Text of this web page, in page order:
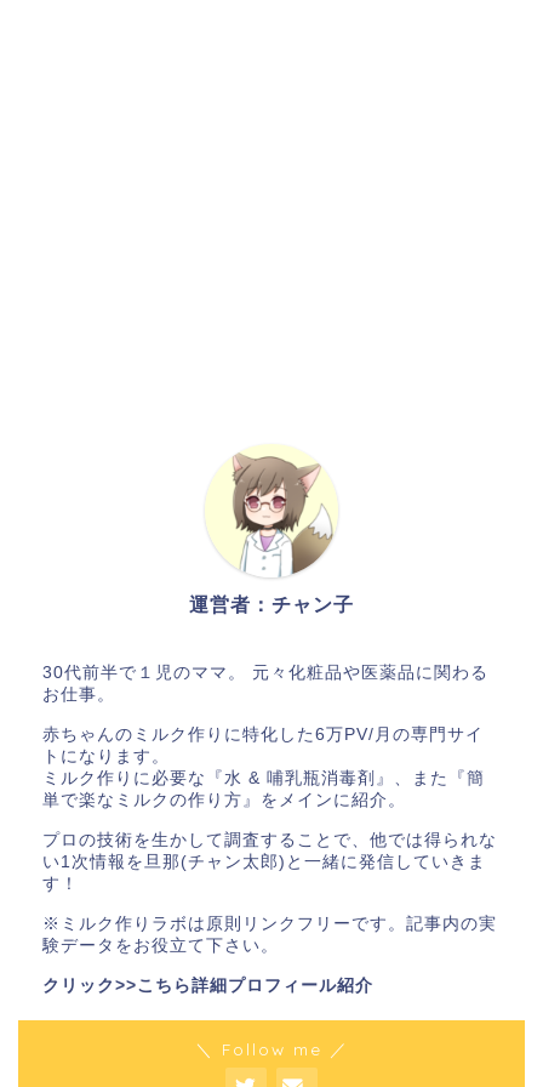
運営者：チャン子
30代前半で１児のママ。 元々化粧品や医薬品に関わる
お仕事。
赤ちゃんのミルク作りに特化した6万PV/月の専門サイ
トになります。
ミルク作りに必要な『水 & 哺乳瓶消毒剤』、また『簡
単で楽なミルクの作り方』をメインに紹介。
プロの技術を生かして調査することで、他では得られな
い1次情報を旦那(チャン太郎)と一緒に発信していきま
す！
※ミルク作りラボは原則リンクフリーです。記事内の実
験データをお役立て下さい。
クリック>>こちら詳細プロフィール紹介
＼ Follow me ／